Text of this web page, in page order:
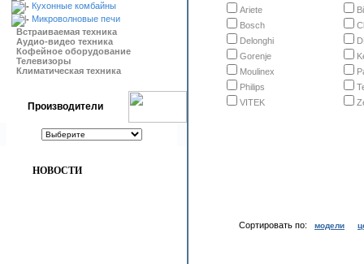
Кухонные комбайны
Микроволновые печи
Встраиваемая техника
Аудио-видео техника
Кофейное оборудование
Телевизоры
Климатическая техника
Производители
НОВОСТИ
Ariete
Bosch
Delonghi
Gorenje
Moulinex
Philips
VITEK
Сортировать по: модели